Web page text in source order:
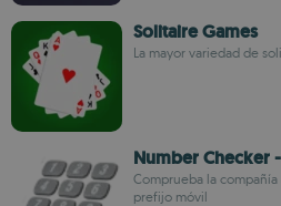
Solitaire Games
La mayor variedad de
Number Checker
Comprueba la
prefijo móvil